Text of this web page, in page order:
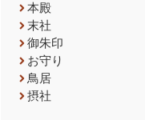
本殿
末社
御朱印
お守り
鳥居
摂社